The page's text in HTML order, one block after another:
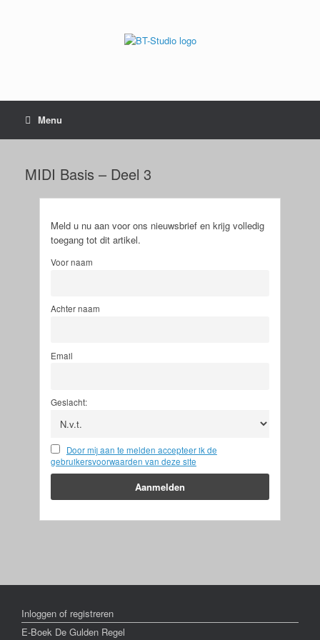
Menu
MIDI Basis – Deel 3
Meld u nu aan voor ons nieuwsbrief en krijg volledig
toegang tot dit artikel.
Voor naam
Achter naam
Email
Geslacht:
Door mij aan te melden accepteer ik de
gebruikersvoorwaarden van deze site
Inloggen of registreren
E-Boek De Gulden Regel